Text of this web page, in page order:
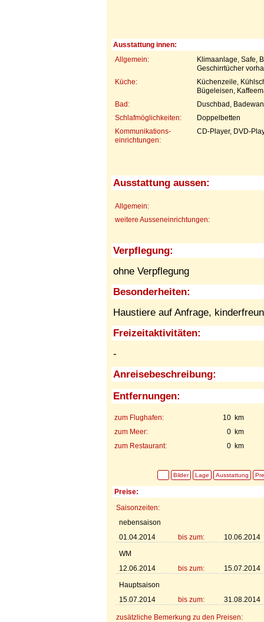
Ausstattung innen:
Allgemein:
Klimaanlage, Safe,
Geschirrtücher
Küche:
Küchenzeile,
Bügeleisen,
Bad:
Duschbad,
Schlafmöglichkeiten:
Doppelbetten
Kommunikations-
einrichtungen:
CD-Player, DVD-
Ausstattung aussen:
Allgemein:
weitere Ausseneinrichtungen:
Verpflegung:
ohne Verpflegung
Besonderheiten:
Haustiere auf Anfrage,
Freizeitaktivitäten:
-
Anreisebeschreibung:
Entfernungen:
10 km
zum Flughafen:
0 km
zum Meer:
0 km
zum Restaurant:
Bilder Lage Ausstattung
Preise:
Saisonzeiten:
nebensaison
01.04.2014
bis zum:
10.06.2014
WM
12.06.2014
bis zum:
15.07.2014
Hauptsaison
15.07.2014
bis zum: 31.08.2014
zusätzliche Bemerkung zu den Preisen: